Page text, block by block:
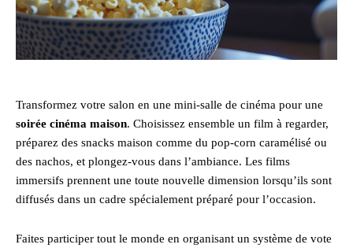
Transformez votre salon en une mini-salle de cinéma pour une
soirée cinéma maison. Choisissez ensemble un film à regarder,
préparez des snacks maison comme du pop-corn caramélisé ou
des nachos, et plongez-vous dans l’ambiance. Les films
immersifs prennent une toute nouvelle dimension lorsqu’ils sont
diffusés dans un cadre spécialement préparé pour l’occasion.
Faites participer tout le monde en organisant un système de vote